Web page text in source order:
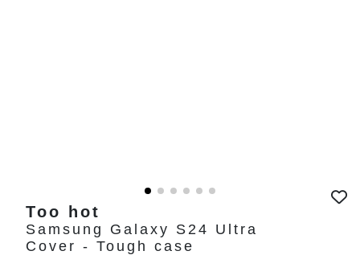
Too hot
Samsung Galaxy S24 Ultra
Cover - Tough case